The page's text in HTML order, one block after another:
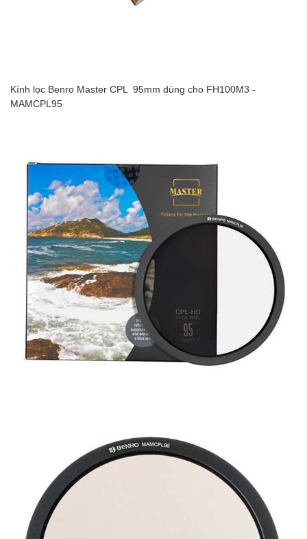
Kính lọc Benro Master CPL 95mm dùng cho FH100M3 -
MAMCPL95